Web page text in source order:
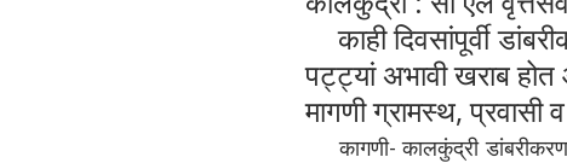
काही दिवसांपूर्वी
पट्ट्यां अभावी खराब होत
मागणी ग्रामस्थ,
कागणी- कालकुंद्री डांबरीकरण